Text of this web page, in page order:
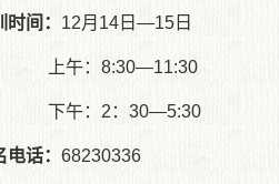
时间： 12月14日—15日
：8:30—11:30
：2：30—5:30
电话： 68230336